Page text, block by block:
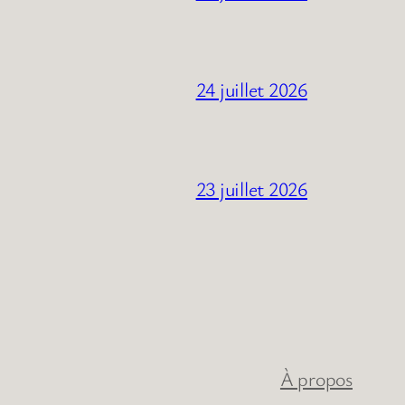
24 juillet 2026
23 juillet 2026
À propos